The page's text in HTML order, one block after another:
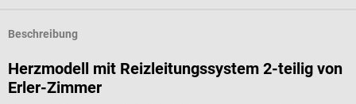
Beschreibung
Herzmodell mit Reizleitungssystem 2-teilig von
Erler-Zimmer